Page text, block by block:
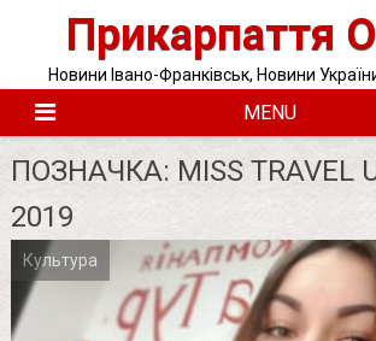
Прикарпаття
Новини Івано-Франківськ, Новини
MENU
ПОЗНАЧКА: MISS TRAVEL
2019
Культура